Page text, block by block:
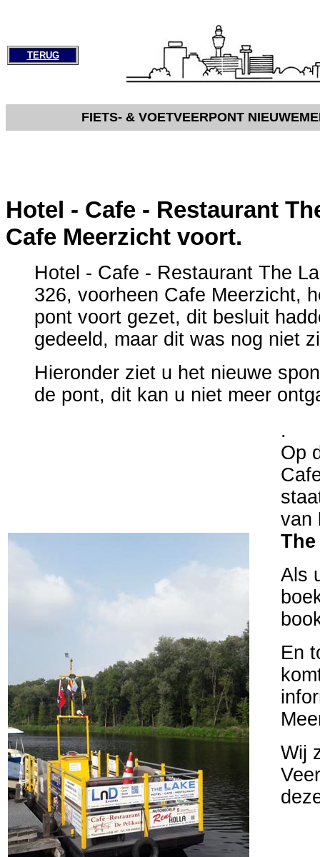
TERUG
FIETS- & VOETVEERPONT
Hotel - Cafe - Restaurant
Cafe Meerzicht voort.
Hotel - Cafe - Restaurant The
326, voorheen Cafe Meerzicht,
pont voort gezet, dit besluit
gedeeld, maar dit was nog niet
Hieronder ziet u het nieuwe
de pont, dit kan u niet meer
.
Op
van
Als
En
Wij